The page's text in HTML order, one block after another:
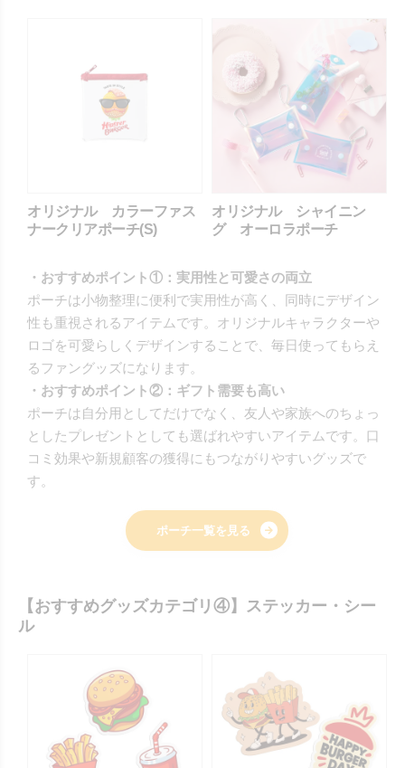
オリジナル カラーファス
ナークリアポーチ(S)
オリジナル シャイニン
グ オーロラポーチ
・おすすめポイント①：実用性と可愛さの両立
ポーチは小物整理に便利で実用性が高く、同時にデザイン
性も重視されるアイテムです。オリジナルキャラクターや
ロゴを可愛らしくデザインすることで、毎日使ってもらえ
るファングッズになります。
・おすすめポイント②：ギフト需要も高い
ポーチは自分用としてだけでなく、友人や家族へのちょっ
としたプレゼントとしても選ばれやすいアイテムです。口
コミ効果や新規顧客の獲得にもつながりやすいグッズで
す。
ポーチ一覧を見る
【おすすめグッズカテゴリ④】ステッカー・シー
ル